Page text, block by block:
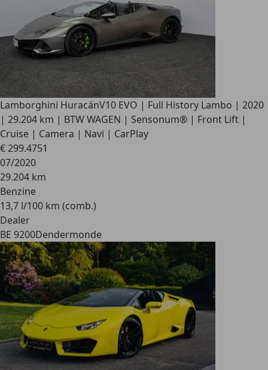
Lamborghini HuracánV10 EVO | Full History Lambo | 2020
| 29.204 km | BTW WAGEN | Sensonum® | Front Lift |
Cruise | Camera | Navi | CarPlay
€ 299.4751
07/2020
29.204 km
Benzine
13,7 l/100 km (comb.)
Dealer
BE 9200Dendermonde